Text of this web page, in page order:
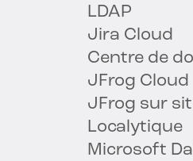
LDAP
Jira Cloud
Centre de
JFrog Cloud
JFrog sur
Localytique
Microsoft